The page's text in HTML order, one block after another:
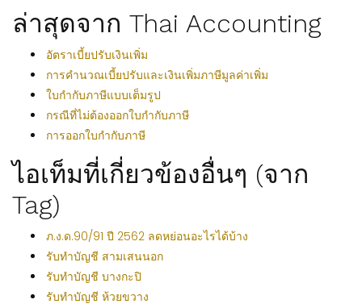
ล่าสุดจาก Thai Accounting
อัตราเบี้ยปรับเงินเพิ่ม
การคำนวณเบี้ยปรับและเงินเพิ่มภาษีมูลค่าเพิ่ม
ใบกำกับภาษีแบบเต็มรูป
กรณีที่ไม่ต้องออกใบกำกับภาษี
การออกใบกำกับภาษี
ไอเท็มที่เกี่ยวข้องอื่นๆ (จาก
Tag)
ภ.ง.ด.90/91 ปี 2562 ลดหย่อนอะไรได้บ้าง
รับทำบัญชี สามเสนนอก
รับทำบัญชี บางกะปิ
รับทำบัญชี ห้วยขวาง